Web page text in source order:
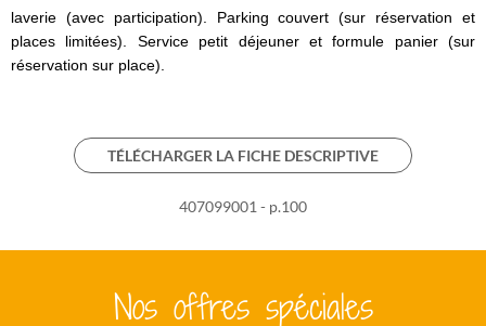
laverie (avec participation). Parking couvert (sur réservation et
places limitées). Service petit déjeuner et formule panier (sur
réservation sur place).
TÉLÉCHARGER LA FICHE DESCRIPTIVE
407099001 - p.100
Nos offres spéciales